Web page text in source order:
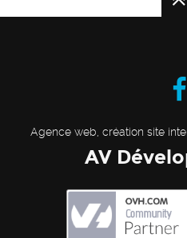
Agence web, création site
AV